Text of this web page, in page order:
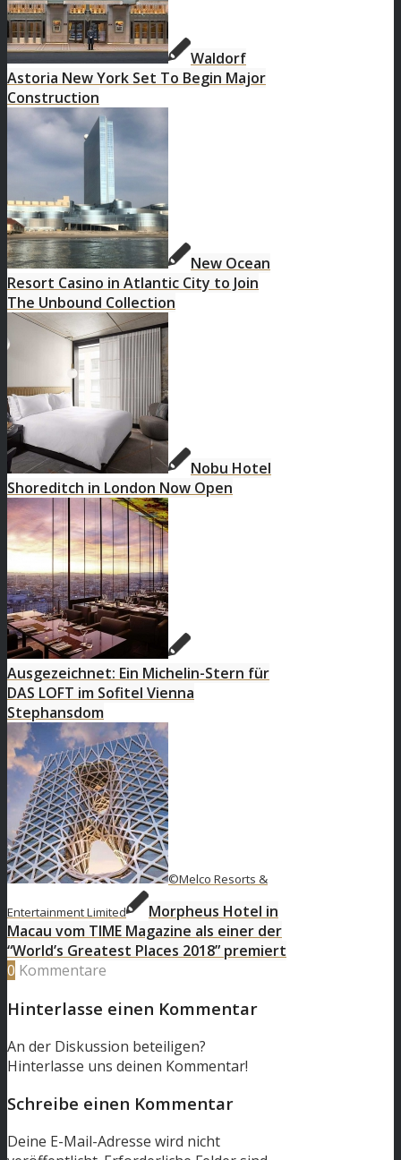
Waldorf
Astoria New York Set To Begin Major
Construction
New Ocean
Resort Casino in Atlantic City to Join
The Unbound Collection
Nobu Hotel
Shoreditch in London Now Open
Ausgezeichnet: Ein Michelin-Stern für
DAS LOFT im Sofitel Vienna
Stephansdom
©Melco Resorts &
Entertainment Limited
Morpheus Hotel in
Macau vom TIME Magazine als einer der
“World’s Greatest Places 2018” premiert
0 Kommentare
Hinterlasse einen Kommentar
An der Diskussion beteiligen?
Hinterlasse uns deinen Kommentar!
Schreibe einen Kommentar
Deine E-Mail-Adresse wird nicht